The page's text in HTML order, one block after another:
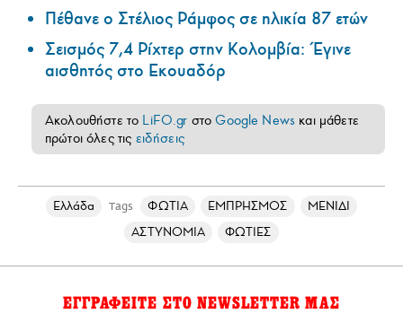
Πέθανε ο Στέλιος Ράμφος σε ηλικία 87 ετών
Σεισμός 7,4 Ρίχτερ στην Κολομβία: Έγινε
αισθητός στο Εκουαδόρ
Ακολουθήστε το LiFO.gr στοGoogle News και μάθετε
πρώτοι όλες τις ειδήσεις
Ελλάδα Tags ΦΩΤΙΑ ΕΜΠΡΗΣΜΟΣ
ΜΕΝΙΔΙ
ΑΣΤΥΝΟΜΙΑ
ΦΩΤΙΕΣ
ΕΓΓΡΑΦΕΙΤΕ ΣΤΟ NEWSLETTER ΜΑΣ